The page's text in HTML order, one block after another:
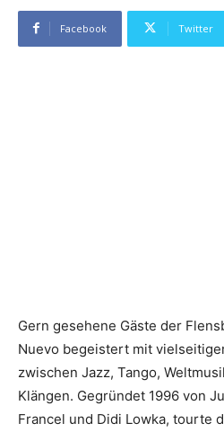
Facebook Twitter
Gern gesehene Gäste der
Nuevo begeistert mit
zwischen Jazz, Tango,
Klängen. Gegründet 1996 von
Francel und Didi Lowka, tourte